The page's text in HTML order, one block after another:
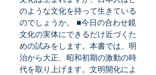
のような文化を持って生きている
のでしょうか。 ■今日の合わせ鏡
文化の実体にできるだけ近づくた
めの試みをします。本書では、明
治から大正、昭和初期の激動の時
代を取り上げます。文明開化によ